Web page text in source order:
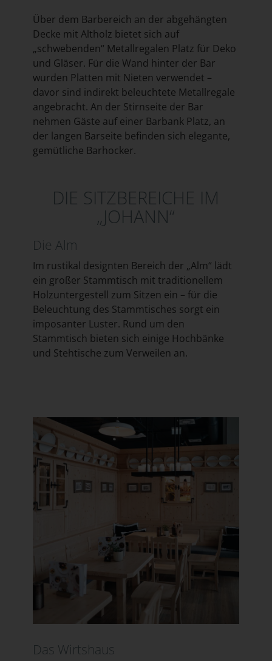
Über dem Barbereich an der abgehängten
Decke mit Altholz bietet sich auf
„schwebenden“ Metallregalen Platz für Deko
und Gläser. Für die Wand hinter der Bar
wurden Platten mit Nieten verwendet –
davor sind indirekt beleuchtete Metallregale
angebracht. An der Stirnseite der Bar
nehmen Gäste auf einer Barbank Platz, an
der langen Barseite befinden sich elegante,
gemütliche Barhocker.
DIE SITZBEREICHE IM
„JOHANN“
Die Alm
Im rustikal designten Bereich der „Alm“ lädt
ein großer Stammtisch mit traditionellem
Holzuntergestell zum Sitzen ein – für die
Beleuchtung des Stammtisches sorgt ein
imposanter Luster. Rund um den
Stammtisch bieten sich einige Hochbänke
und Stehtische zum Verweilen an.
Das Wirtshaus